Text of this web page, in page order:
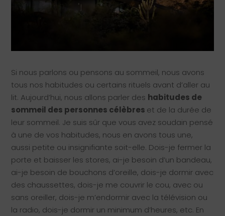
Si nous parlons ou pensons au sommeil, nous avons
tous nos habitudes ou certains rituels avant d’aller au
lit. Aujourd’hui, nous allons parler des habitudes de
sommeil des personnes célèbres et de la durée de
leur sommeil. Je suis sûr que vous avez soudain pensé
à une de vos habitudes, nous en avons tous une,
aussi petite ou insignifiante soit-elle. Dois-je fermer la
porte et baisser les stores, ai-je besoin d’un bandeau,
ai-je besoin de bouchons d’oreille, dois-je dormir avec
des chaussettes, dois-je me couvrir le cou, avec ou
sans oreiller, dois-je m’endormir avec la télévision ou
la radio, dois-je dormir un minimum d’heures, etc. En